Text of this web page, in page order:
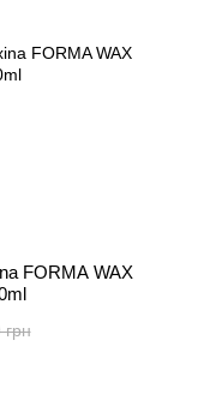
FORMA WAX
грн